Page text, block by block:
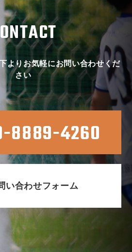
よりお気軽にお問い合わせくだ
さい
8889-4260
い合わせフォーム